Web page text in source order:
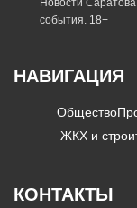
Новости
события. 18+
НАВИГАЦИЯ
Общество
ЖКХ и
КОНТАКТЫ